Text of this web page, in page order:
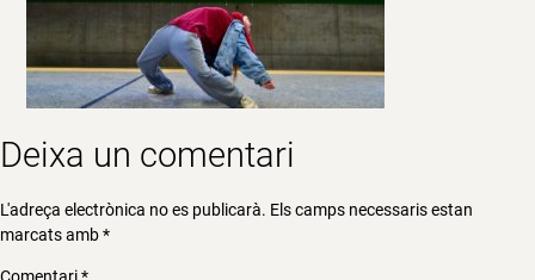
Deixa un comentari
L'adreça electrònica no es publicarà. Els camps necessaris estan
marcats amb*